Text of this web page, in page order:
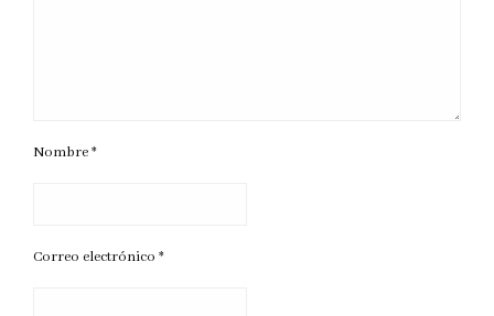
Nombre*
Correo electrónico *